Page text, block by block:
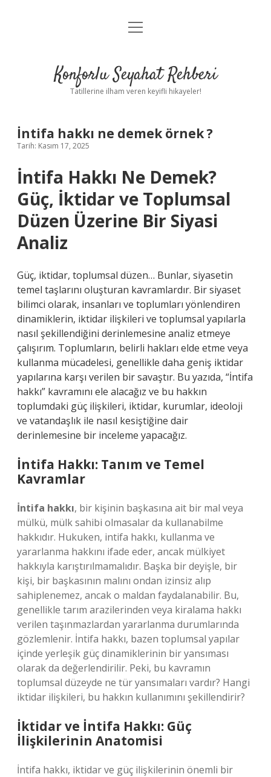
Anasayfa
Yasal Uyarı
menüyü
Konforlu Seyahat Rehberi
Tatillerine ilham veren keyifli hikayeler!
İntifa hakkı ne demek örnek ?
Tarih: Kasım 17, 2025
İntifa Hakkı Ne Demek?
Güç, İktidar ve Toplumsal
Düzen Üzerine Bir Siyasi
Analiz
Güç, iktidar, toplumsal düzen… Bunlar, siyasetin
temel taşlarını oluşturan kavramlardır. Bir siyaset
bilimci olarak, insanları ve toplumları yönlendiren
dinamiklerin, iktidar ilişkileri ve toplumsal yapılarla
nasıl şekillendiğini derinlemesine analiz etmeye
çalışırım. Toplumların, belirli hakları elde etme veya
kullanma mücadelesi, genellikle daha geniş iktidar
yapılarına karşı verilen bir savaştır. Bu yazıda, “İntifa
hakkı” kavramını ele alacağız ve bu hakkın
toplumdaki güç ilişkileri, iktidar, kurumlar, ideoloji
ve vatandaşlık ile nasıl kesiştiğine dair
derinlemesine bir inceleme yapacağız.
İntifa Hakkı: Tanım ve Temel
Kavramlar
İntifa hakkı, bir kişinin başkasına ait bir mal veya
mülkü, mülk sahibi olmasalar da kullanabilme
hakkıdır. Hukuken, intifa hakkı, kullanma ve
yararlanma hakkını ifade eder, ancak mülkiyet
hakkıyla karıştırılmamalıdır. Başka bir deyişle, bir
kişi, bir başkasının malını ondan izinsiz alıp
sahiplenemez, ancak o maldan faydalanabilir. Bu,
genellikle tarım arazilerinden veya kiralama hakkı
verilen taşınmazlardan yararlanma durumlarında
gözlemlenir. İntifa hakkı, bazen toplumsal yapılar
içinde yerleşik güç dinamiklerinin bir yansıması
olarak da değerlendirilir. Peki, bu kavramın
toplumsal düzeyde ne tür yansımaları vardır? Hangi
iktidar ilişkileri, bu hakkın kullanımını şekillendirir?
İktidar ve İntifa Hakkı: Güç
İlişkilerinin Anatomisi
İntifa hakkı, iktidar ve güç ilişkilerinin önemli bir